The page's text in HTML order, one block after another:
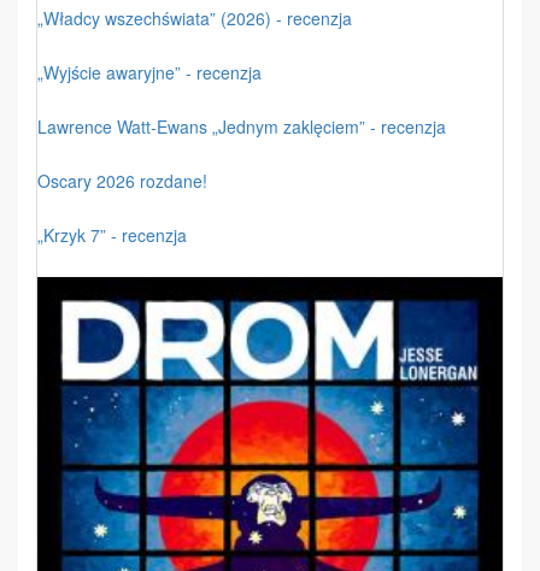
„Władcy wszechświata” (2026) - recenzja
„Wyjście awaryjne” - recenzja
Lawrence Watt-Ewans „Jednym zaklęciem” - recenzja
Oscary 2026 rozdane!
„Krzyk 7” - recenzja